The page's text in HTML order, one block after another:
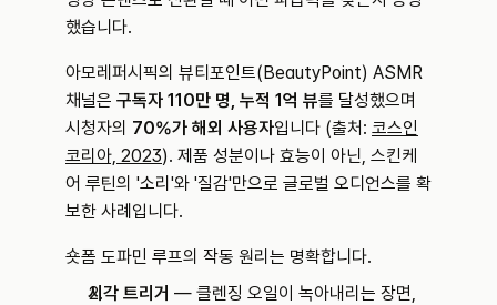
했습니다.
아모레퍼시픽의 뷰티포인트(BeautyPoint) ASMR
채널은 구독자 110만 명, 누적 1억 뷰를 달성했으며
시청자의 70%가 해외 사용자입니다 (출처: 코스인
코리아, 2023). 제품 성분이나 효능이 아닌, 스킨케
어 루틴의 '소리'와 '질감'만으로 글로벌 오디언스를 확
보한 사례입니다.
숏폼 도파민 루프의 작동 원리는 명확합니다.
시각 트리거 — 클렌징 오일이 녹아내리는 장면,